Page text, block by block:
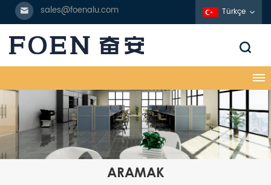
sales@foenalu.com Türkçe
ARAMAK